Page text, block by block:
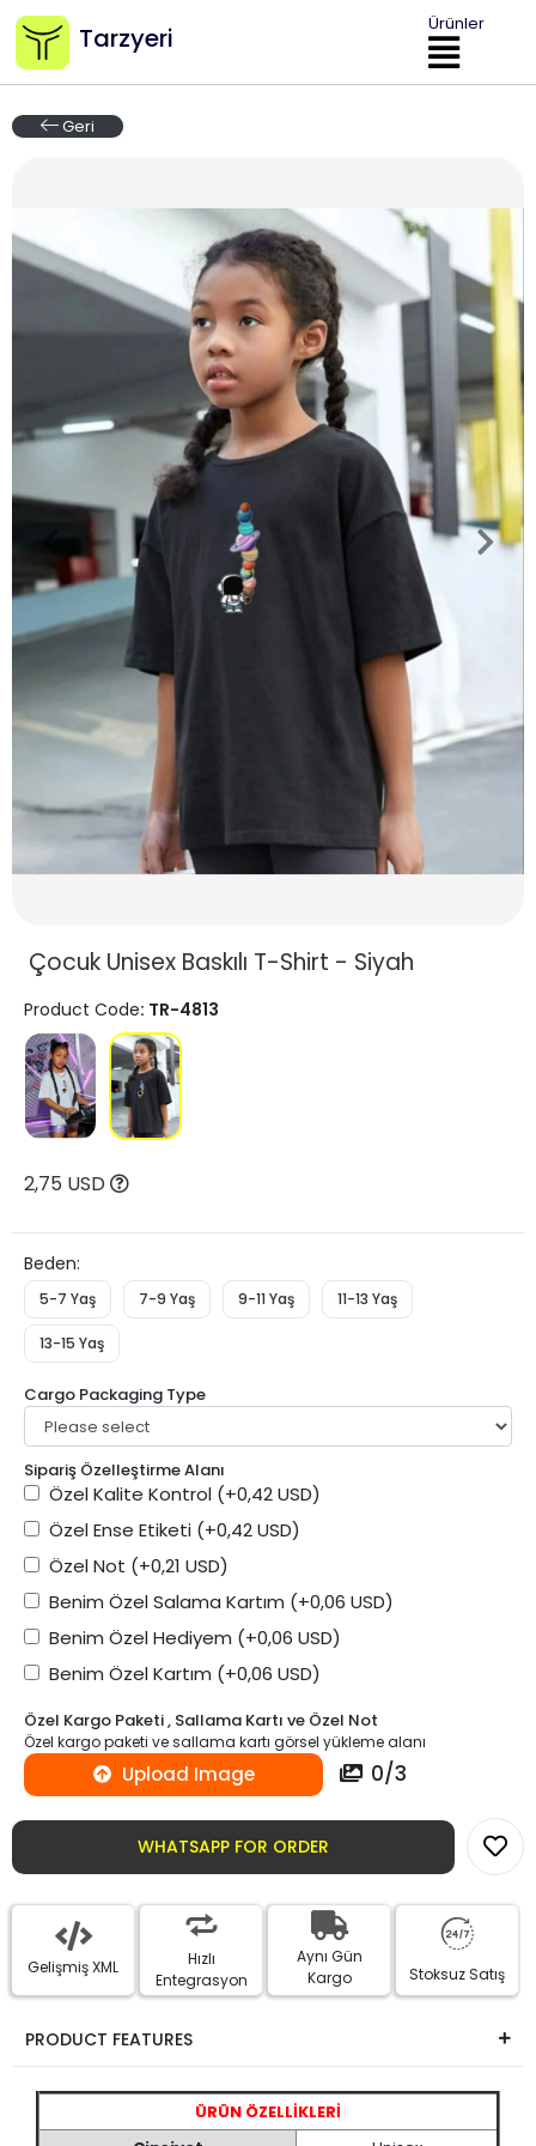
Tarzyeri Ürünler
Geri
Çocuk Unisex Baskılı T-Shirt - Siyah
Product Code: TR-4813
2,75 USD
Beden:
5-7 Yaş 7-9 Yaş 9-11 Yaş 11-13 Yaş
13-15 Yaş
Cargo Packaging Type
Sipariş Özelleştirme Alanı
Özel Kalite Kontrol (+0,42 USD)
Özel Ense Etiketi (+0,42 USD)
Özel Not (+0,21 USD)
Benim Özel Salama Kartım (+0,06 USD)
Benim Özel Hediyem (+0,06 USD)
Benim Özel Kartım (+0,06 USD)
Özel Kargo Paketi , Sallama Kartı ve Özel Not
Özel kargo paketi ve sallama kartı görsel yükleme alanı
Upload Image 0/3
WHATSAPP FOR ORDER
Gelişmiş XML
Hızlı
Entegrasyon
Aynı Gün
Kargo
Stoksuz Satış
PRODUCT FEATURES
ÜRÜN ÖZELLİKLERİ